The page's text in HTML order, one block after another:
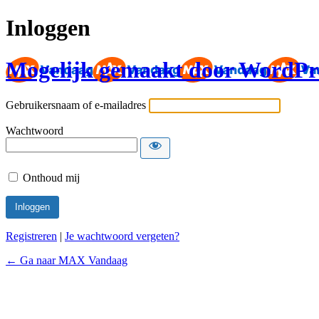
Inloggen
Mogelijk gemaakt door
Gebruikersnaam of e-mailadres
Wachtwoord
Onthoud mij
Registreren | Je wachtwoord vergeten?
← Ga naar MAX Vandaag